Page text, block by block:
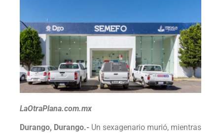
LaOtraPlana.com.mx
Durango, Durango.- Un sexagenario murió, mientras